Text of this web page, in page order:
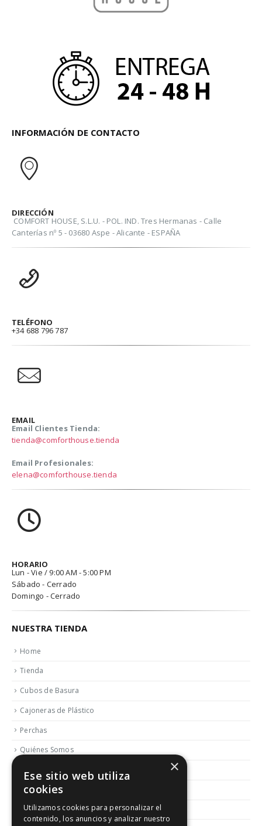
INFORMACIÓN DE CONTACTO
DIRECCIÓN
COMFORT HOUSE, S.L.U. - POL. IND. Tres Hermanas - Calle
Canterías nº 5 - 03680 Aspe - Alicante - ESPAÑA
TELÉFONO
+34 688 796 787
EMAIL
Email Clientes Tienda:
tienda@comforthouse.tienda
Email Profesionales:
elena@comforthouse.tienda
HORARIO
Lun - Vie / 9:00 AM - 5:00 PM
Sábado - Cerrado
Domingo - Cerrado
NUESTRA TIENDA
Home
Tienda
Cubos de Basura
Cajoneras de Plástico
Perchas
Quiénes Somos
Contactar
Blog
Política de Reembolso y Devoluciones
×
Ese sitio web utiliza
cookies
Utilizamos cookies para personalizar el
contenido, los anuncios y analizar nuestro